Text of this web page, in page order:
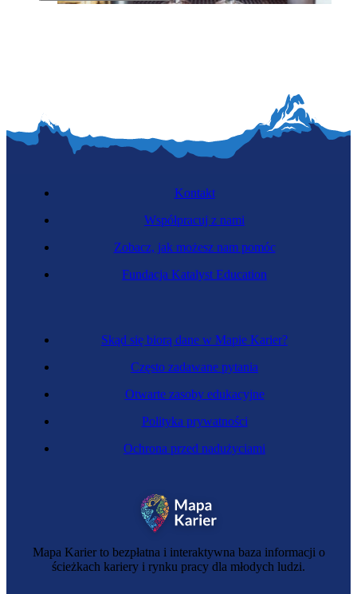
Zawód regulowany
Specjalistka farmacji
Mapa Karier to bezpłatna i interaktywna baza informacji o
ścieżkach kariery i rynku pracy dla młodych ludzi.
Skąd się biorą dane w Mapie Karier?
Często zadawane pytania
Otwarte zasoby edukacyjne
Polityka prywatności
Ochrona przed nadużyciami
Kontakt
Współpracuj z nami
Zobacz, jak możesz nam pomóc
Fundacja Katalyst Education